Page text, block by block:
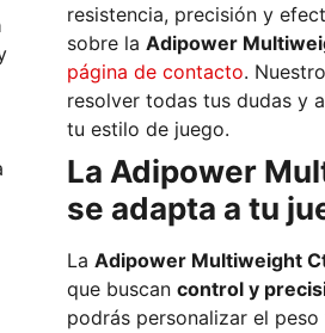
resistencia, precisión y efectos increíbles. Si
sobre la Adipower
página de contacto.
resolver todas tus dudas y
tu estilo de juego.
La Adipower
se adapta a tu
La Adipower Multiweight
que buscan control y
podrás personalizar el